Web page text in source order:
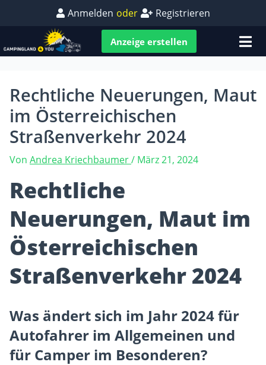
Anmelden oder Registrieren
Anzeige erstellen
Rechtliche Neuerungen, Maut
im Österreichischen
Straßenverkehr 2024
Von Andrea Kriechbaumer/ März 21, 2024
Rechtliche
Neuerungen, Maut im
Österreichischen
Straßenverkehr 2024
Was ändert sich im Jahr 2024 für
Autofahrer im Allgemeinen und
für Camper im Besonderen?